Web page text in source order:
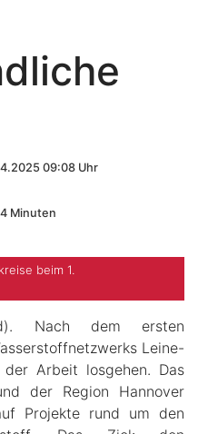
09:08 Uhr
Minuten
beim 1.
Nach dem ersten
Leine-
Arbeit losgehen. Das
der Region Hannover
Projekte rund um den